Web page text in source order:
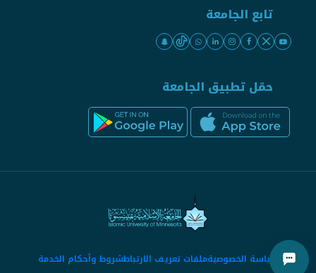
تابع الجامعة
حمّل تطبيق الجامعة
سياسة الخصوصيةملفات تعريف الارتباطشروط وأحكام الخدمة